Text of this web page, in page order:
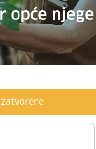
opće njege